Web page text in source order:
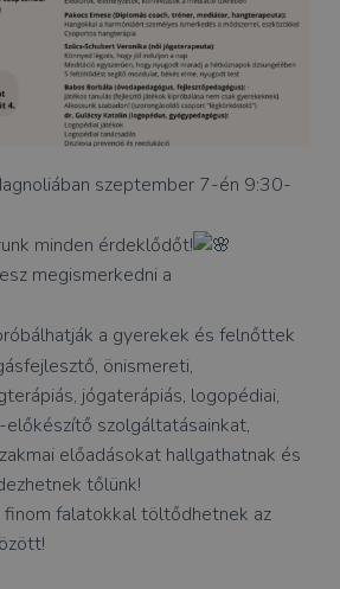
szeptember 7-én 9:30-
minden érdeklődőt!
megismerkedni a
a gyerekek és felnőttek
önismereti,
jógaterápiás, logopédiai,
előkészítő szolgáltatásainkat,
előadásokat hallgathatnak és
tőlünk!
finom falatokkal töltődhetnek az